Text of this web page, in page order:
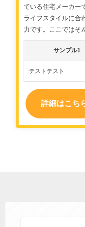
ている住宅メーカー
ライフスタイルに合
力です。ここではそ
サンプル1
テストテスト
詳細はこち